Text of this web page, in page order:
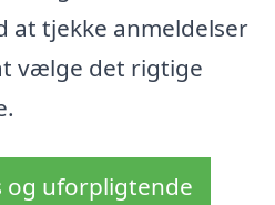
at tjekke anmeldelser
vælge det rigtige
og uforpligtende